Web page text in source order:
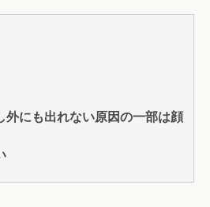
外にも出れない原因の一部は顔